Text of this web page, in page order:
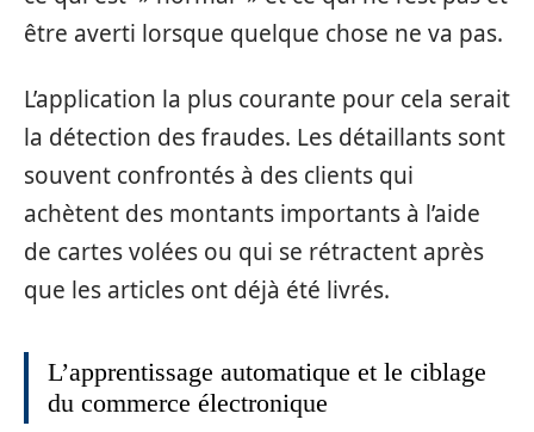
être averti lorsque quelque chose ne va pas.
L’application la plus courante pour cela serait
la détection des fraudes. Les détaillants sont
souvent confrontés à des clients qui
achètent des montants importants à l’aide
de cartes volées ou qui se rétractent après
que les articles ont déjà été livrés.
L’apprentissage automatique et le ciblage
du commerce électronique